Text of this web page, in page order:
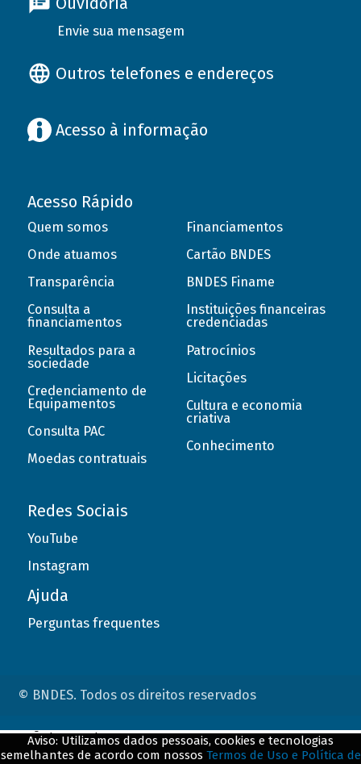
Envie sua mensagem
Outros telefones e endereços
Acesso à informação
Acesso Rápido
Quem somos
Onde atuamos
Transparência
Consulta a
financiamentos
Resultados para a
sociedade
Credenciamento de
Equipamentos
Consulta PAC
Moedas contratuais
Financiamentos
Cartão BNDES
BNDES Finame
Instituições financeiras
credenciadas
Patrocínios
Licitações
Cultura e economia
criativa
Conhecimento
Redes Sociais
YouTube
Instagram
Ajuda
Perguntas frequentes
© BNDES. Todos os direitos reservados
Aviso: Utilizamos dados pessoais, cookies e tecnologias
semelhantes de acordo com nossos Termos de Uso e Política de
ConteÃºdo complementar